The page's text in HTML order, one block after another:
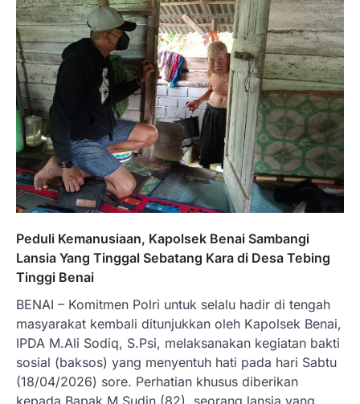
Peduli Kemanusiaan, Kapolsek Benai Sambangi
Lansia Yang Tinggal Sebatang Kara di Desa Tebing
Tinggi Benai
BENAI – Komitmen Polri untuk selalu hadir di tengah
masyarakat kembali ditunjukkan oleh Kapolsek Benai,
IPDA M.Ali Sodiq, S.Psi, melaksanakan kegiatan bakti
sosial (baksos) yang menyentuh hati pada hari Sabtu
(18/04/2026) sore. Perhatian khusus diberikan